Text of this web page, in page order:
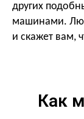
других
машинами.
и скажет вам,
Как